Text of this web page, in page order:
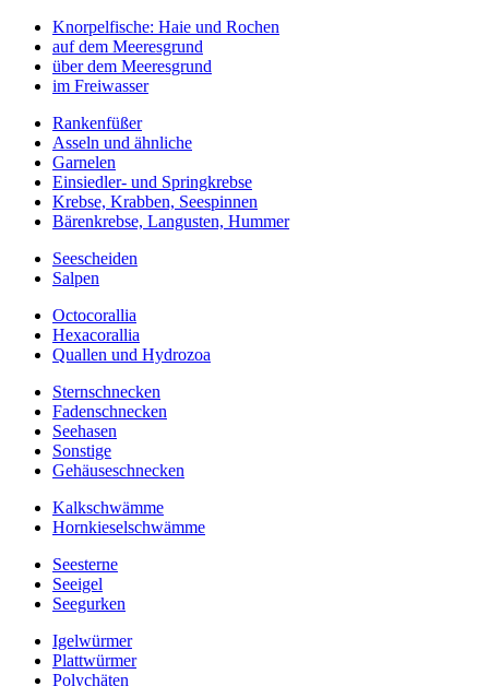
Knorpelfische: Haie und Rochen
auf dem Meeresgrund
über dem Meeresgrund
im Freiwasser
Rankenfüßer
Asseln und ähnliche
Garnelen
Einsiedler- und Springkrebse
Krebse, Krabben, Seespinnen
Bärenkrebse, Langusten, Hummer
Seescheiden
Salpen
Octocorallia
Hexacorallia
Quallen und Hydrozoa
Sternschnecken
Fadenschnecken
Seehasen
Sonstige
Gehäuseschnecken
Kalkschwämme
Hornkieselschwämme
Seesterne
Seeigel
Seegurken
Igelwürmer
Plattwürmer
Polychäten